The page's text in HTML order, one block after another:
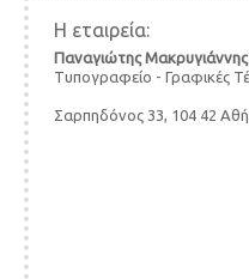
Η εταιρεία:
Παναγιώτης Μακρυγιάννης
Τυπογραφείο - Γραφικές
Σαρπηδόνος 33, 104 42